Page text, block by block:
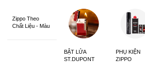
Zippo Theo
Chất Liệu - Màu
BẬT LỬA
ST.DUPONT
PHỤ KIỆN
ZIPPO